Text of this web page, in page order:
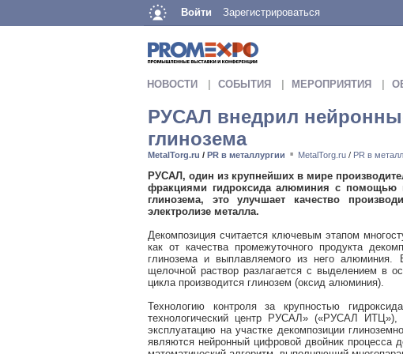
Войти Зарегистрироваться
НОВОСТИ СОБЫТИЯ МЕРОПРИЯТИЯ
РУСАЛ внедрил
глинозема
MetalTorg.ru / PR в металлургии ■ MetalTorg.ru / PR в
РУСАЛ, один из крупнейших в мире
фракциями гидроксида алюминия с помощью
глинозема, это улучшает качество
электролизе металла.
Декомпозиция считается ключевым этапом
как от качества промежуточного продукта
глинозема и выплавляемого из него алюминия.
щелочной раствор разлагается с выделением в
цикла производится глинозем (оксид алюминия).
Технологию контроля за крупностью
технологический центр РУСАЛ» («РУСАЛ
эксплуатацию на участке декомпозиции
являются нейронный цифровой двойник процесса